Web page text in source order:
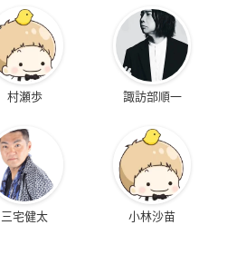
村瀬歩 諏訪部順一
三宅健太 小林沙苗